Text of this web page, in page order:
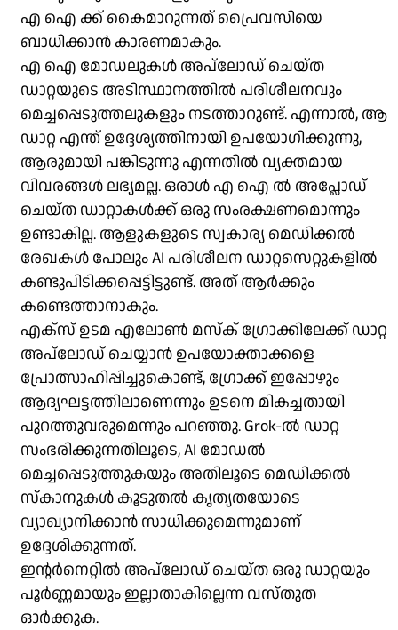
എ ഐ ക്ക് കൈമാറുന്നത് പ്രൈവസിയെ
ബാധിക്കാൻ കാരണമാകും.
എ ഐ മോഡലുകൾ അപ്‌ലോഡ് ചെയ്ത
ഡാറ്റയുടെ അടിസ്ഥാനത്തിൽ പരിശീലനവും
മെച്ചപ്പെടുത്തലുകളും നടത്താറുണ്ട്. എന്നാൽ, ആ
ഡാറ്റ എന്ത് ഉദ്ദേശ്യത്തിനായി ഉപയോഗിക്കുന്നു,
ആരുമായി പങ്കിടുന്നു എന്നതിൽ വ്യക്തമായ
വിവരങ്ങൾ ലഭ്യമല്ല. ഒരാൾ എ ഐ ൽ അപ്ലോഡ്
ചെയ്ത ഡാറ്റാകൾക്ക് ഒരു സംരക്ഷണമൊന്നും
ഉണ്ടാകില്ല. ആളുകളുടെ സ്വകാര്യ മെഡിക്കൽ
രേഖകൾ പോലും AI പരിശീലന ഡാറ്റസെറ്റുകളിൽ
കണ്ടുപിടിക്കപ്പെട്ടിട്ടുണ്ട്. അത് ആർക്കും
കണ്ടെത്താനാകും.
എക്സ് ഉടമ എലോൺ മസ്‌ക് ഗ്രോക്കിലേക്ക് ഡാറ്റ
അപ്‌ലോഡ് ചെയ്യാൻ ഉപയോക്താക്കളെ
പ്രോത്സാഹിപ്പിച്ചുകൊണ്ട്, ഗ്രോക്ക് ഇപ്പോഴും
ആദ്യഘട്ടത്തിലാണെന്നും ഉടനെ മികച്ചതായി
പുറത്തുവരുമെന്നും പറഞ്ഞു. Grok-ൽ ഡാറ്റ
സംഭരിക്കുന്നതിലൂടെ, AI മോഡൽ
മെച്ചപ്പെടുത്തുകയും അതിലൂടെ മെഡിക്കൽ
സ്കാനുകൾ കൂടുതൽ കൃത്യതയോടെ
വ്യാഖ്യാനിക്കാൻ സാധിക്കുമെന്നുമാണ്
ഉദ്ദേശിക്കുന്നത്.
ഇന്റർനെറ്റിൽ അപ്‌ലോഡ് ചെയ്ത ഒരു ഡാറ്റയും
പൂർണ്ണമായും ഇല്ലാതാകില്ലെന്ന വസ്തുത
ഓർക്കുക.